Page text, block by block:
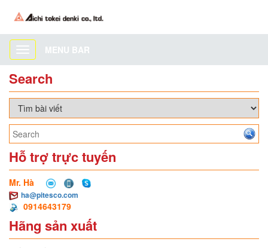
Toggle
navigation
MENU BAR
Search
Hỗ trợ trực tuyến
Mr. Hà
ha@pitesco.com
0914643179
Hãng sản xuất